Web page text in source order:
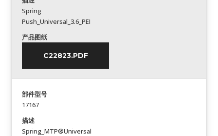
Spring
Push_Universal_3.6_PEI
产品图纸
C22823.PDF
部件型号
17167
描述
Spring_MTP®Universal